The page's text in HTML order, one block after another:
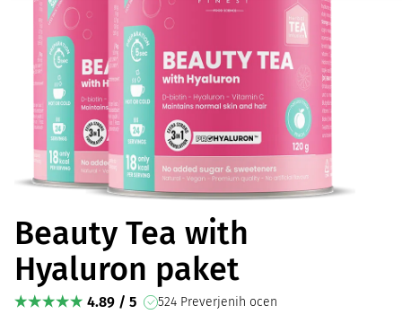
Beauty Tea with
Hyaluron paket
4.89 / 5 524 Preverjenih ocen